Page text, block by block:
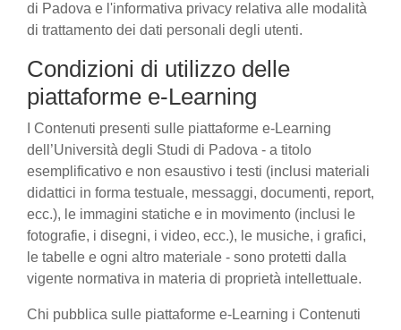
di Padova e l'informativa privacy relativa alle modalità
di trattamento dei dati personali degli utenti.
Condizioni di utilizzo delle
piattaforme e-Learning
I Contenuti presenti sulle piattaforme e-Learning
dell’Università degli Studi di Padova - a titolo
esemplificativo e non esaustivo i testi (inclusi materiali
didattici in forma testuale, messaggi, documenti, report,
ecc.), le immagini statiche e in movimento (inclusi le
fotografie, i disegni, i video, ecc.), le musiche, i grafici,
le tabelle e ogni altro materiale - sono protetti dalla
vigente normativa in materia di proprietà intellettuale.
Chi pubblica sulle piattaforme e-Learning i Contenuti